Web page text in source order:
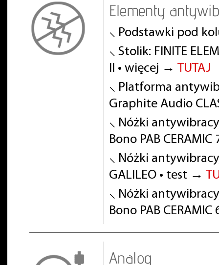
Elementy
⸜ Podstawki pod
⸜ Stolik: FINITE
II • więcej → TUTAJ
⸜ Platforma
Graphite Audio
⸜ Nóżki
Bono PAB
⸜ Nóżki
GALILEO • test →
⸜ Nóżki
Bono PAB
Analog